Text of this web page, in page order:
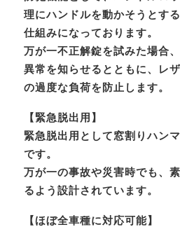
理にハンドルを動かそうとす
仕組みになっております。
万が一不正解錠を試みた場合
異常を知らせるとともに、レ
の過度な負荷を防止します。
【緊急脱出用】
緊急脱出用として窓割りハン
です。
万が一の事故や災害時でも、
るよう設計されています。
【ほぼ全車種に対応可能】